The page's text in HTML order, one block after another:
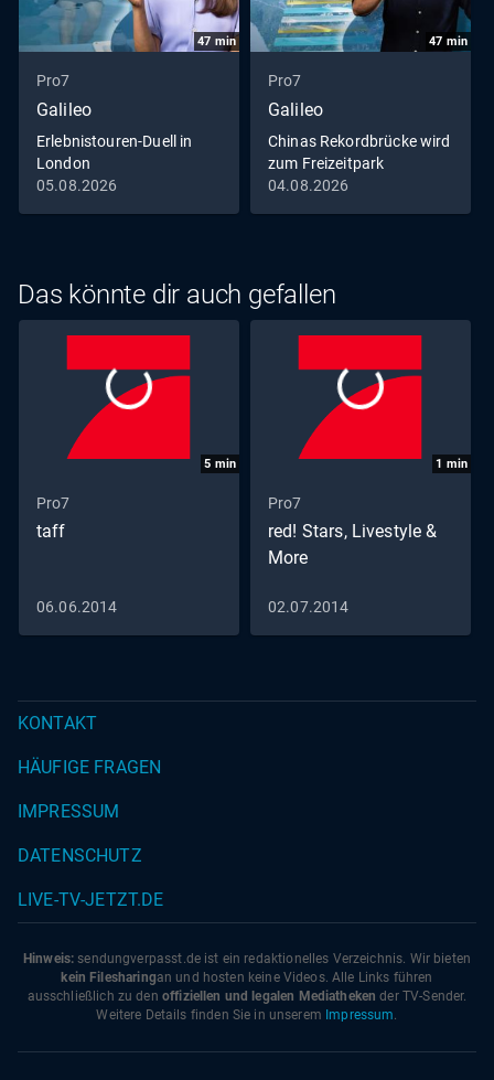
47 min
Pro7
Galileo
Erlebnistouren-Duell in
London
05.08.2026
47 min
Pro7
Galileo
Chinas Rekordbrücke wird
zum Freizeitpark
04.08.2026
Das könnte dir auch gefallen
5 min
Pro7
taff
06.06.2014
1 min
Pro7
red! Stars, Livestyle &
More
02.07.2014
KONTAKT
HÄUFIGE FRAGEN
IMPRESSUM
DATENSCHUTZ
LIVE-TV-JETZT.DE
Hinweis: sendungverpasst.de ist ein redaktionelles Verzeichnis. Wir bieten
kein Filesharingan und hosten keine Videos. Alle Links führen
ausschließlich zu den offiziellen und legalen Mediatheken der TV-Sender.
Weitere Details finden Sie in unserem Impressum.